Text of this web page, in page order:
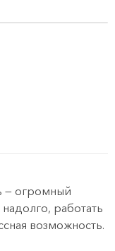
— огромный
работать
возможность.